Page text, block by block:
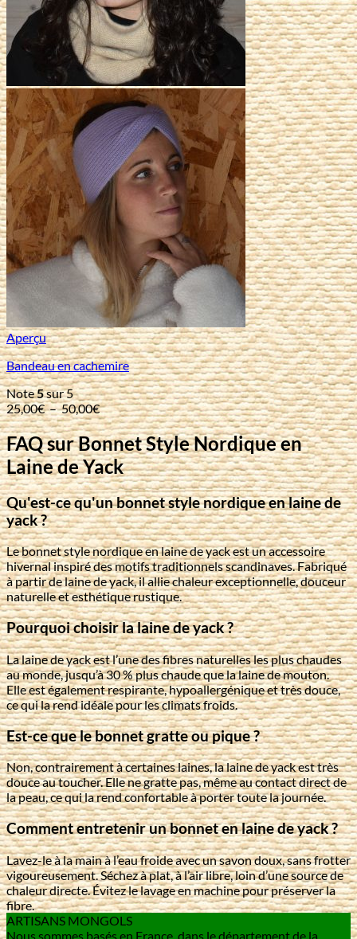
Aperçu
Bandeau en cachemire
Note5sur 5
25,00€–50,00€Plage
de
prix :
25,00€
à
50,00€
FAQ sur Bonnet Style Nordique en
Laine de Yack
Qu'est-ce qu'un bonnet style nordique en laine de
yack ?
Le bonnet style nordique en laine de yack est un accessoire
hivernal inspiré des motifs traditionnels scandinaves. Fabriqué
à partir de laine de yack, il allie chaleur exceptionnelle, douceur
naturelle et esthétique rustique.
Pourquoi choisir la laine de yack ?
La laine de yack est l’une des fibres naturelles les plus chaudes
au monde, jusqu’à 30 % plus chaude que la laine de mouton.
Elle est également respirante, hypoallergénique et très douce,
ce qui la rend idéale pour les climats froids.
Est-ce que le bonnet gratte ou pique ?
Non, contrairement à certaines laines, la laine de yack est très
douce au toucher. Elle ne gratte pas, même au contact direct de
la peau, ce qui la rend confortable à porter toute la journée.
Comment entretenir un bonnet en laine de yack ?
Lavez-le à la main à l’eau froide avec un savon doux, sans frotter
vigoureusement. Séchez à plat, à l’air libre, loin d’une source de
chaleur directe. Évitez le lavage en machine pour préserver la
fibre.
ARTISANS MONGOLS
Nous sommes basés en France, dans le département de la